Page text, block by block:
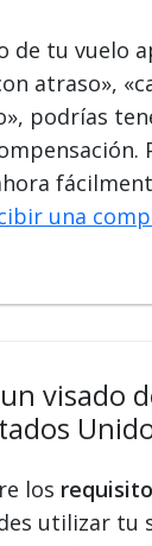
de tu vuelo
atraso»,
podrías
una
visado
los
utilizar tu